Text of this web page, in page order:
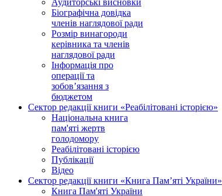
Аудиторські висновки
Біографічна довідка
членів наглядової ради
Розмір винагороди
керівника та членів
наглядової ради
Інформація про
операції та
зобов’язання з
бюджетом
Сектор редакції книги «Реабілітовані історією»
Національна книга
пам'яті жертв
голодомору
Реабілітовані історією
Публікації
Відео
Сектор редакції книги «Книга Пам’яті України»
Книга Пам'яті України